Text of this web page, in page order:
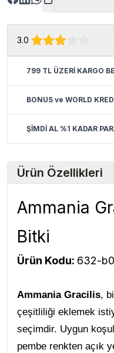
3.0
799 TL ÜZERİ KARGO
BONUS ve WORLD
ŞİMDİ AL %1 KADAR
Ürün Özellikleri
Ammania
Bitki
Ürün Kodu: 632-
Ammania Gracilis,
çeşitliliği eklemek
seçimdir. Uygun
pembe renkten açık